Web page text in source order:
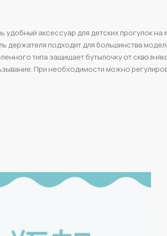
аксессуар для детских прогулок на
держателя подходит для большинства
типа защищает бутылочку от
При необходимости можно